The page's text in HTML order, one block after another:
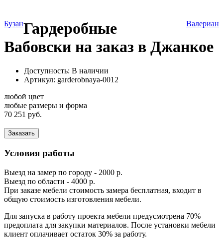
Бузан Валериан
Гардеробные
Вабовски на заказ в Джанкое
Доступность: В наличии
Артикул: garderobnaya-0012
любой цвет
любые размеры и форма
70 251 руб.
Заказать
Условия работы
Выезд на замер по городу - 2000 р.
Выезд по области - 4000 р.
При заказе мебели стоимость замера бесплатная, входит в
общую стоимость изготовления мебели.
Для запуска в работу проекта мебели предусмотрена 70%
предоплата для закупки материалов. После установки мебели
клиент оплачивает остаток 30% за работу.